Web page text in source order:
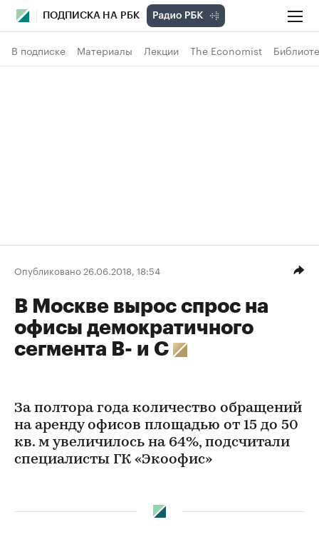
ПОДПИСКА НА РБК
В подписке Материалы Лекции The Economist
Опубликовано 26.06.2018, 18:54
В Москве вырос спрос на
офисы демократичного
сегмента В- и С
За полтора года количество обращений
на аренду офисов площадью от 15 до 50
кв. м увеличилось на 64%, подсчитали
специалисты ГК «Экоофис»